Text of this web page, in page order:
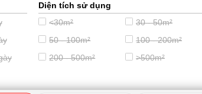
Diện tích sử dụng
<30m²
30 - 50m²
50 - 100m²
100 - 200m²
200 - 500m²
>500m²